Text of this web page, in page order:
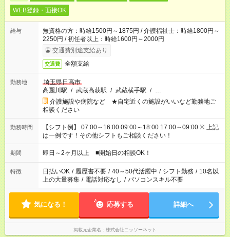
WEB登録・面接OK
給与
無資格の方：時給1500円～1875円 / 介護福祉士：時給1800円～
2250円 / 初任者以上：時給1600円～2000円
交通費別途支給あり
交通費 全額支給
勤務地
埼玉県日高市
高麗川駅 / 武蔵高萩駅 / 武蔵横手駅 / …
介護施設や病院など ★自宅近くの施設がいいなど勤務地ご
相談ください
勤務時間
【シフト例】 07:00～16:00 09:00～18:00 17:00～09:00 ※ 上記
は一例です！その他シフトもご相談ください！
期間 即日～2ヶ月以上 ■開始日の相談OK！
特徴 日払いOK / 履歴書不要 / 40～50代活躍中 / シフト勤務 / 10名以
上の大量募集 / 電話対応なし / パソコンスキル不要
気になる！ 応募する 詳細へ
掲載元企業名 株式会社ニッソーネット